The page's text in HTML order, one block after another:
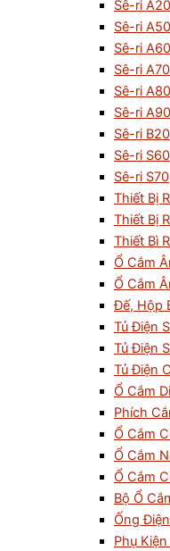
Sê-ri A20
Sê-ri A50
Sê-ri A60
Sê-ri
Sê-ri A80
Sê-ri A90
Sê-ri B20
Sê-ri S60
Sê-ri S70
Thiết Bị
Thiết Bị
Thiết Bì
Ổ Cắm
Ổ Cắm
Đế, Hộp
Tủ Điện
Tủ Điện
Tủ Điện
Ổ Cắm
Phích
Ổ Cắm
Ổ Cắm
Ổ Cắm
Bộ Ổ
Ống
Phụ